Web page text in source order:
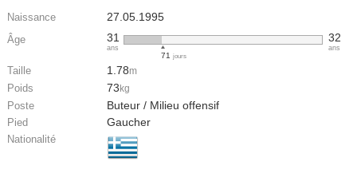
Naissance 27.05.1995
Âge 31
ans
71 jours
32
ans
Taille 1.78m
Poids 73 kg
Poste Buteur / Milieu offensif
Pied Gaucher
Nationalité